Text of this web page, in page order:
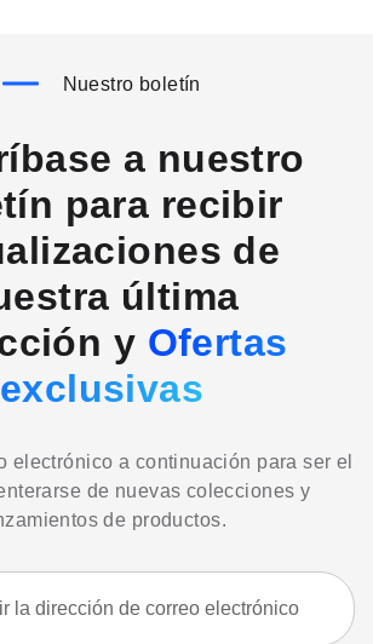
Nuestro boletín
a nuestro
para recibir
de
última
y Ofertas
exclusivas
electrónico a continuación para ser el
de nuevas colecciones y
de productos.